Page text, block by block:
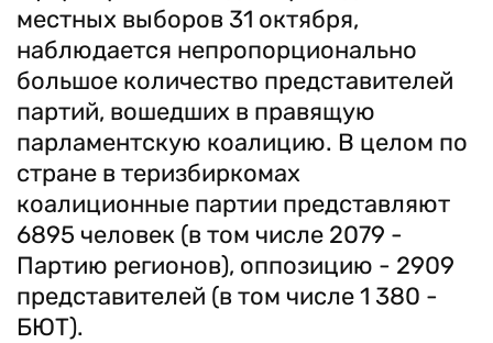
местных выборов 31 октября,
наблюдается непропорционально
большое количество представителей
партий, вошедших в правящую
парламентскую коалицию. В целом по
стране в теризбиркомах
коалиционные партии представляют
6895 человек (в том числе 2079 -
Партию регионов), оппозицию - 2909
представителей (в том числе 1 380 -
БЮТ).